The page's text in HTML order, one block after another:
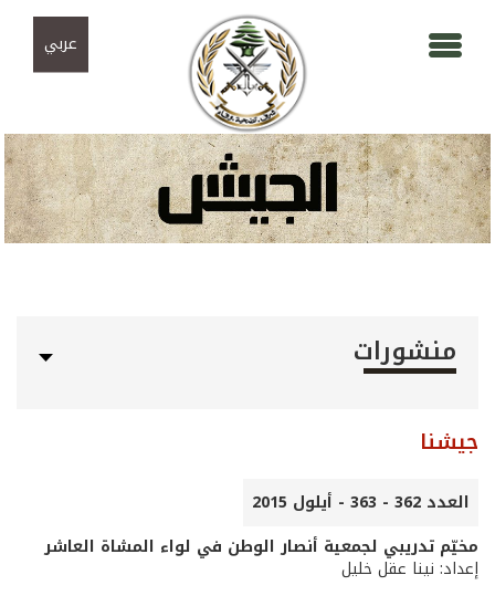
عربي
منشورات
جيشنا
العدد 362 - 363 - أيلول 2015
مخيّم تدريبي لجمعية أنصار الوطن في لواء المشاة العاشر
إعداد: نينا عقل خليل